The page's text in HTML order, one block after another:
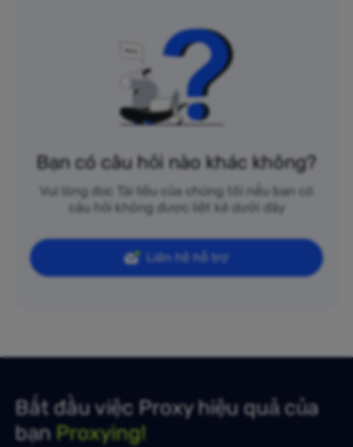
Bạn có câu hỏi nào khác không?
Vui lòng đọc Tài liệu của chúng tôi nếu bạn có
câu hỏi không được liệt kê dưới đây
Liên hệ hỗ trợ
Bắt đầu việc Proxy hiệu quả của
bạn Proxying!